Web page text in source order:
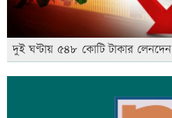
দুই ঘণ্টায় ৫৪৮ কোটি টাকার লেনদেন